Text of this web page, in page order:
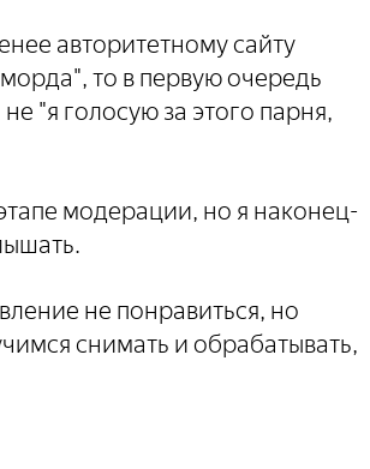
авторитетному сайту
то в первую очередь
"я голосую за этого парня,
модерации, но я наконец-
не понравиться, но
снимать и обрабатывать,